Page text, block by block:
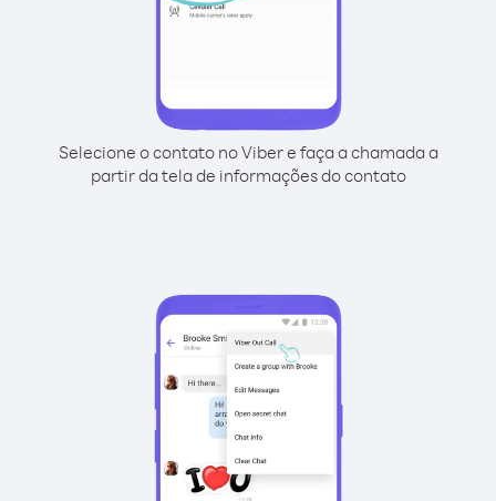
Selecione o contato no Viber e faça a chamada a
partir da tela de informações do contato